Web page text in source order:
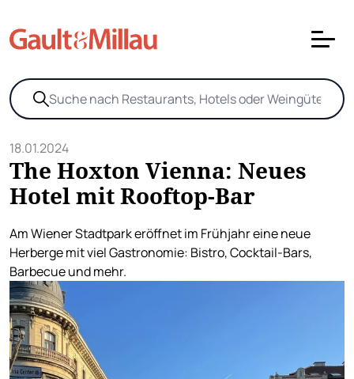
18.01.2024
The Hoxton Vienna: Neues
Hotel mit Rooftop-Bar
Am Wiener Stadtpark eröffnet im Frühjahr eine neue
Herberge mit viel Gastronomie: Bistro, Cocktail-Bars,
Barbecue und mehr.